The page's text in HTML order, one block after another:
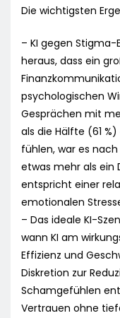
Die wichtigsten
– KI gegen
heraus, dass ein
psychologischen
Gesprächen mit
als die Hälfte (61
fühlen, war es
etwas mehr als ein
entspricht einer
emotionalen
– Das ideale KI-
wann KI am
Effizienz und
Diskretion zur
Schamgefühlen
Vertrauen ohne